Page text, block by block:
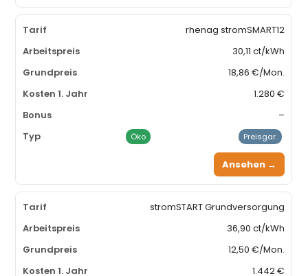
rhenag stromSMART12
30,11 ct/kWh
18,86 €/Mon.
1.280 €
–
Öko Preisgar.
Ansehen →
stromSTART Grundversorgung
36,90 ct/kWh
12,50 €/Mon.
1.442 €